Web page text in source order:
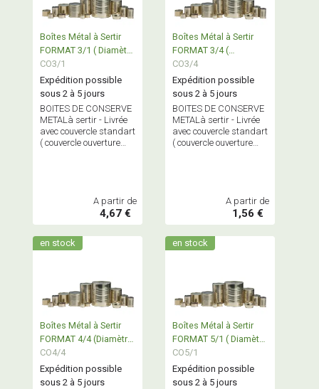
Boîtes Métal à Sertir
FORMAT 3/1 ( Diamètre
153 )
CO3/1
Expédition possible
sous 2 à 5 jours
BOITES DE CONSERVE
METALà sertir - Livrée
avec couvercle standart
( couvercle ouverture
A partir de
4,67 €
Boîtes Métal à Sertir
FORMAT 3/4 (
Diamètres 73 - 83 - 100
)
CO3/4
Expédition possible
sous 2 à 5 jours
BOITES DE CONSERVE
METALà sertir - Livrée
avec couvercle standart
( couvercle ouverture
A partir de
1,56 €
en stock
Boîtes Métal à Sertir
FORMAT 4/4 (Diamètre
100)
CO4/4
Expédition possible
sous 2 à 5 jours
en stock
Boîtes Métal à Sertir
FORMAT 5/1 ( Diamètre
153 )
CO5/1
Expédition possible
sous 2 à 5 jours